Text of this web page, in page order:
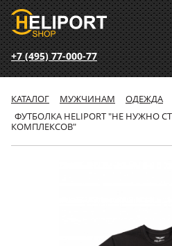
+7 (495) 77-000-77
КАТАЛОГ МУЖЧИНАМ ОДЕЖДА
ФУТБОЛКА HELIPORT "НЕ НУЖНО
КОМПЛЕКСОВ"